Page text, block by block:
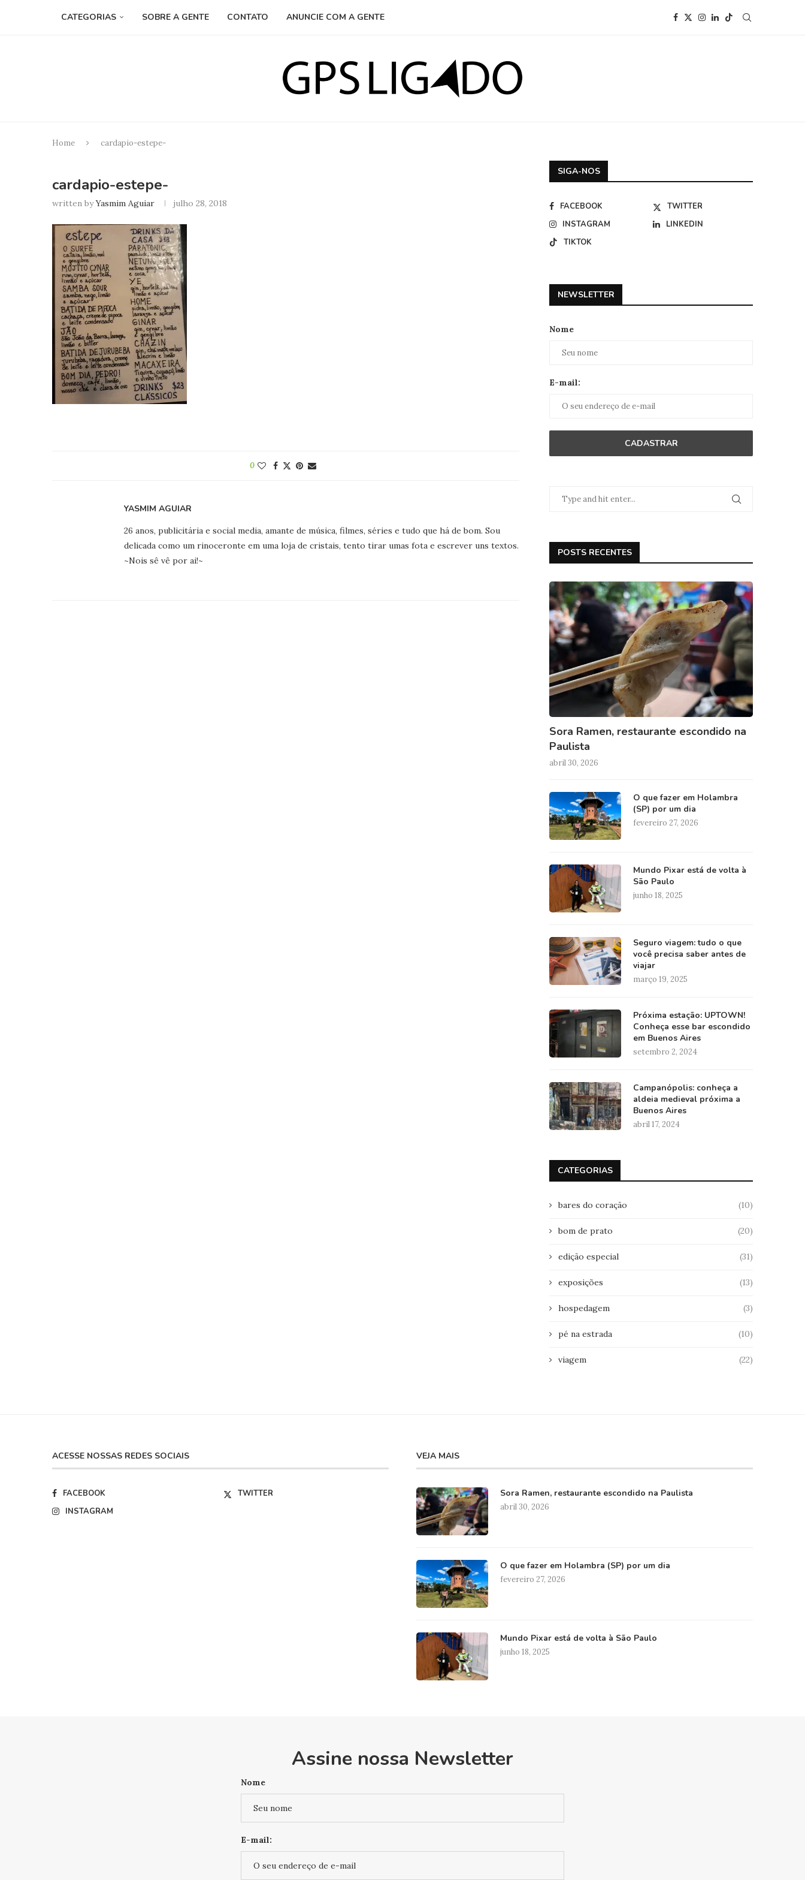
CATEGORIAS SOBRE A GENTE CONTATO ANUNCIE COM A GENTE
Home cardapio-estepe-
cardapio-estepe-
written byYasmim Aguiar julho 28, 2018
0
YASMIM AGUIAR
26 anos, publicitária e social media, amante de música, filmes, séries e tudo que há de bom. Sou
delicada como um rinoceronte em uma loja de cristais, tento tirar umas fota e escrever uns textos.
~Nois sê vê por ai!~
SIGA-NOS
FACEBOOK
TWITTER
INSTAGRAM
LINKEDIN
TIKTOK
NEWSLETTER
Nome
E-mail:
POSTS RECENTES
Sora Ramen, restaurante escondido na
Paulista
abril 30, 2026
O que fazer em Holambra
(SP) por um dia
fevereiro 27, 2026
Mundo Pixar está de volta à
São Paulo
junho 18, 2025
Seguro viagem: tudo o que
você precisa saber antes de
viajar
março 19, 2025
Próxima estação: UPTOWN!
Conheça esse bar escondido
em Buenos Aires
setembro 2, 2024
Campanópolis: conheça a
aldeia medieval próxima a
Buenos Aires
abril 17, 2024
CATEGORIAS
bares do coração (10)
bom de prato (20)
edição especial (31)
exposições (13)
hospedagem (3)
pé na estrada (10)
viagem (22)
ACESSE NOSSAS REDES SOCIAIS
FACEBOOK
TWITTER
INSTAGRAM
VEJA MAIS
Sora Ramen, restaurante escondido na Paulista
abril 30, 2026
O que fazer em Holambra (SP) por um dia
fevereiro 27, 2026
Mundo Pixar está de volta à São Paulo
junho 18, 2025
Assine nossa Newsletter
Nome
E-mail: